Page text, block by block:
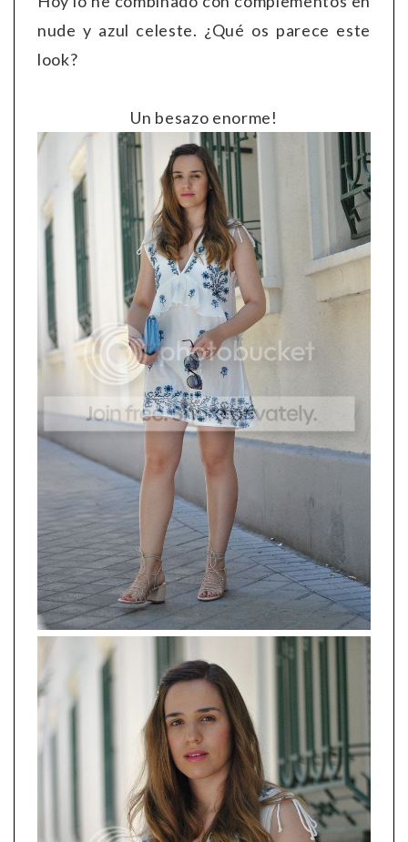
nude y azul celeste. ¿Qué os parece este
look?
Un besazo enorme!